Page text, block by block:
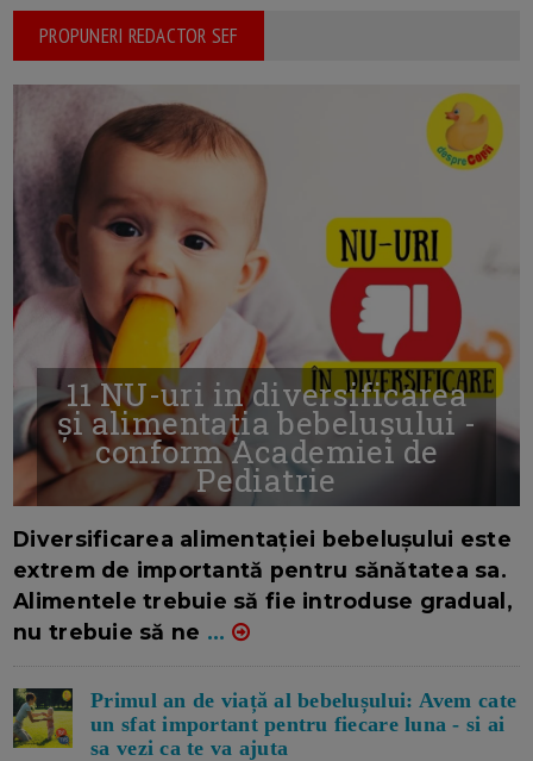
PROPUNERI REDACTOR SEF
11 NU-uri in diversificarea
și alimentația bebelușului -
conform Academiei de
Pediatrie
Diversificarea alimentației bebelușului este
extrem de importantă pentru sănătatea sa.
Alimentele trebuie să fie introduse gradual,
nu trebuie să ne ...
Primul an de viață al bebelușului: Avem cate
un sfat important pentru fiecare luna - si ai
sa vezi ca te va ajuta